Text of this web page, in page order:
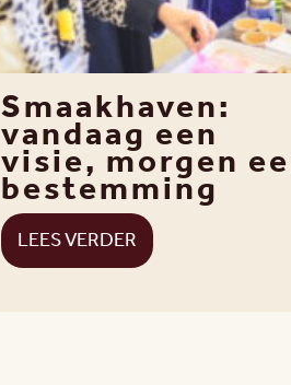
Smaakhaven:
vandaag een
visie, morgen
bestemming
LEES VERDER